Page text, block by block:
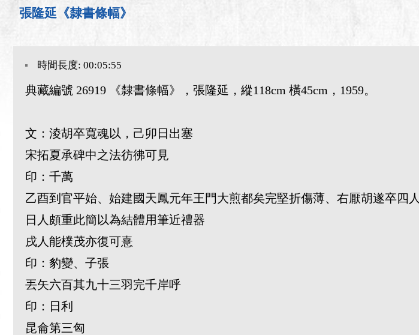
張隆延《隸書條幅》
時間長度: 00:05:55
典藏編號 26919 《隸書條幅》，張隆延，縱118cm 橫45cm，1959。
文：淩胡卒寬魂以，己卯日出塞
宋拓夏承碑中之法彷彿可見
印：千萬
乙酉到官平始、始建國天鳳元年王門大煎都矣完堅折傷薄、右厭胡遂卒四人
日人頗重此簡以為結體用筆近禮器
戌人能樸茂亦復可憙
印：豹變、子張
丟矢六百其九十三羽完千岸呼
印：日利
昆侖第三匈